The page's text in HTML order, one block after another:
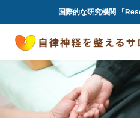
国際的な研究機関 「